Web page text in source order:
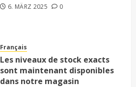
6. MÄRZ 2025 0
Français
Les niveaux de stock exacts
sont maintenant disponibles
dans notre magasin